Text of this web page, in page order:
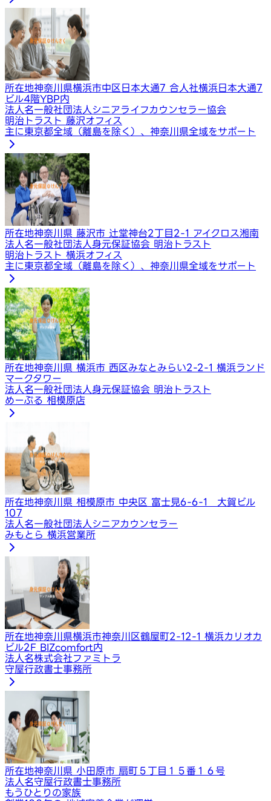
所在地神奈川県横浜市中区日本大通7 合人社横浜日本大通7
ビル4階YBP内
法人名一般社団法人シニアライフカウンセラー協会
明治トラスト 藤沢オフィス
主に東京都全域（離島を除く）、神奈川県全域をサポート
所在地神奈川県 藤沢市 辻堂神台2丁目2-1 アイクロス湘南
法人名一般社団法人身元保証協会 明治トラスト
明治トラスト 横浜オフィス
主に東京都全域（離島を除く）、神奈川県全域をサポート
所在地神奈川県 横浜市 西区みなとみらい2-2-1 横浜ランド
マークタワー
法人名一般社団法人身元保証協会 明治トラスト
めーぷる 相模原店
所在地神奈川県 相模原市 中央区 富士見6-6-1 大賀ビル
107
法人名一般社団法人シニアカウンセラー
みもとら 横浜営業所
所在地神奈川県横浜市神奈川区鶴屋町2-12-1 横浜カリオカ
ビル2F BIZcomfort内
法人名株式会社ファミトラ
守屋行政書士事務所
所在地神奈川県 小田原市 扇町５丁目１５番１６号
法人名守屋行政書士事務所
もうひとりの家族